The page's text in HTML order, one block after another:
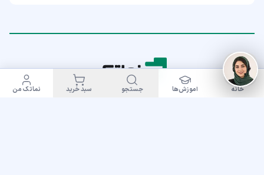
خانه آموزش‌ها جستجو سبد خرید نماتک من